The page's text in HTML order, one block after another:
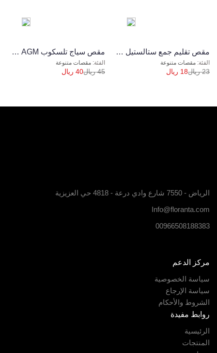
مقصات متنوعة
مقص تقليم جمع ستالستيل AGM موديل 8-25
23 ريال18 ريال
مقصات متنوعة
ﻣﻘﺺ ﺳﻴﺎج ﺗﻠﺴﻜﻮب AGM ﻣﻮدﻳﻞ ﺗﺎﻳﻮاﻧﻲ
45 ريال40 ريال
الرياض - 7550 شارع وادي درعة - 4818 حي العزيزية
Info@floranta.com
00966508188383
مركز الدعم
سياسة الخصوصية
سياسة الإرجاع
الشروط والأحكام
روابط مفيدة
الرئيسية
المنتجات